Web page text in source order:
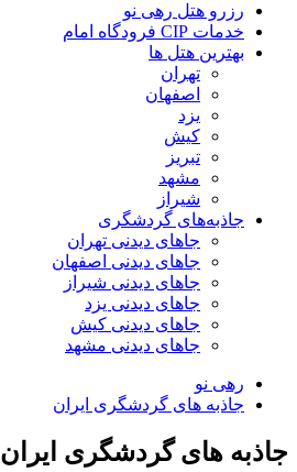
رزرو هتل رهی نو
خدمات CIP فرودگاه امام
بهترین هتل ها
تهران
اصفهان
یزد
کیش
تبریز
مشهد
شیراز
جاذبه‌های گردشگری
جاهای دیدنی تهران
جاهای دیدنی اصفهان
جاهای دیدنی شیراز
جاهای دیدنی یزد
جاهای دیدنی کیش
جاهای دیدنی مشهد
رهی نو
جاذبه های گردشگری ایران
جاذبه های گردشگری ایران